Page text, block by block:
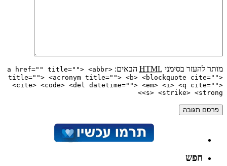
מותר להעזר בסימני HTML הבאים:
<a href="" title=""> <abbr
title=""> <acronym title=""> <b> <blockquote cite="">
<cite> <code> <del datetime=""> <em> <i> <q cite="">
<s> <strike> <strong>
חפש